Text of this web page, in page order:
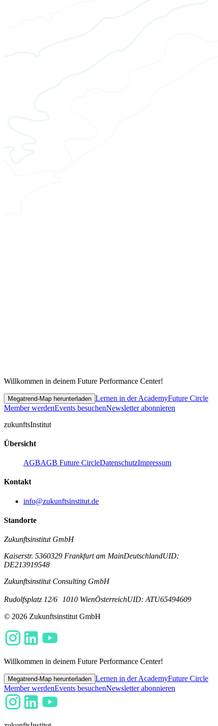
Willkommen in deinem Future Performance Center!
Megatrend-Map herunterladen Lernen in der AcademyFuture Circle
Member werdenEvents besuchenNewsletter abonnieren
zukunftsInstitut
Übersicht
AGBAGB Future CircleDatenschutzImpressum
Kontakt
info@zukunftsinstitut.de
Standorte
Zukunftsinstitut GmbH
Kaiserstr. 5360329 Frankfurt am MainDeutschlandUID:
DE213919548
Zukunftsinstitut Consulting GmbH
Rudolfsplatz 12/6 1010 WienÖsterreichUID: ATU65494609
© 2026 Zukunftsinstitut GmbH
Willkommen in deinem Future Performance Center!
Megatrend-Map herunterladen Lernen in der AcademyFuture Circle
Member werdenEvents besuchenNewsletter abonnieren